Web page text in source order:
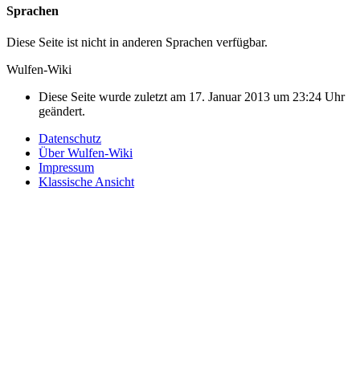
Sprachen
Diese Seite ist nicht in anderen Sprachen verfügbar.
Wulfen-Wiki
Diese Seite wurde zuletzt am 17. Januar 2013 um 23:24 Uhr
geändert.
Datenschutz
Über Wulfen-Wiki
Impressum
Klassische Ansicht